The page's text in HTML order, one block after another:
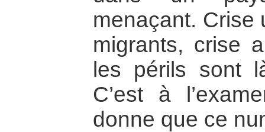
menaçant. Crise
migrants, crise
les périls sont
C’est à
donne que ce